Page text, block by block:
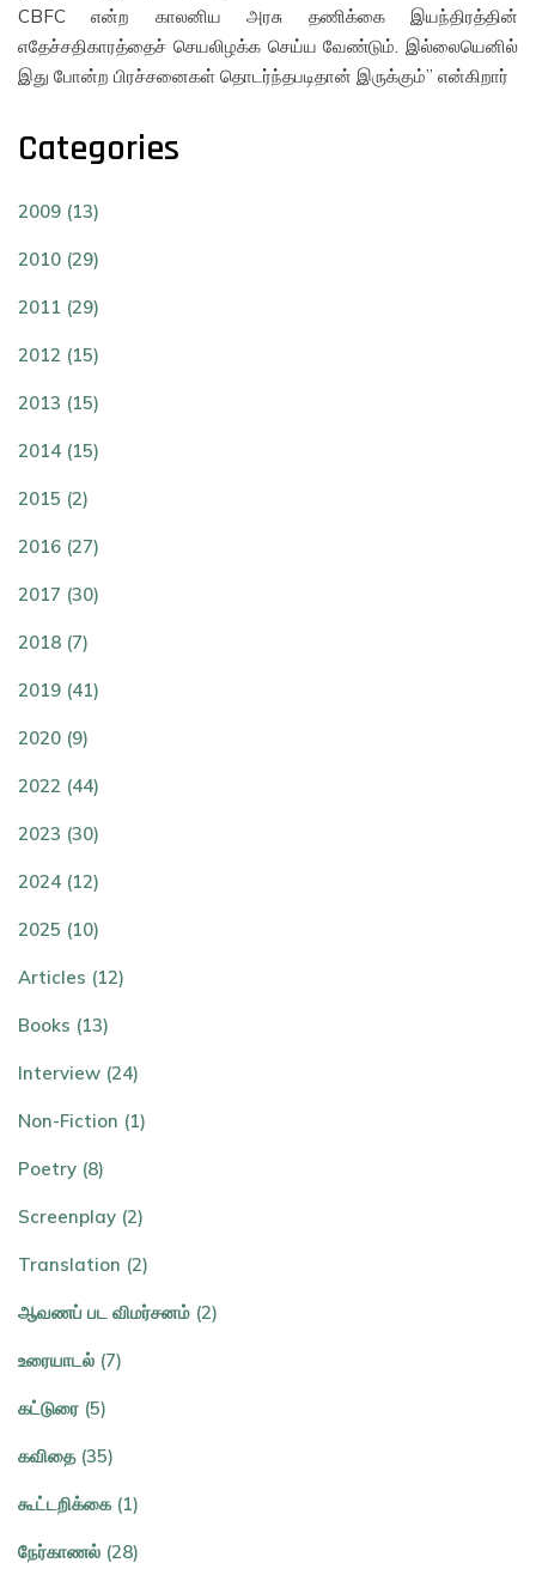
CBFC என்ற காலனிய அரசு தணிக்கை இயந்திரத்தின்
எதேச்சதிகாரத்தைச் செயலிழக்க செய்ய வேண்டும். இல்லையெனில்
இது போன்ற பிரச்சனைகள் தொடர்ந்தபடிதான் இருக்கும்” என்கிறார்
Categories
2009 (13)
2010 (29)
2011 (29)
2012 (15)
2013 (15)
2014 (15)
2015 (2)
2016 (27)
2017 (30)
2018 (7)
2019 (41)
2020 (9)
2022 (44)
2023 (30)
2024 (12)
2025 (10)
Articles (12)
Books (13)
Interview (24)
Non-Fiction (1)
Poetry (8)
Screenplay (2)
Translation (2)
ஆவணப் பட விமர்சனம் (2)
உரையாடல் (7)
கட்டுரை (5)
கவிதை (35)
கூட்டறிக்கை (1)
நேர்காணல் (28)